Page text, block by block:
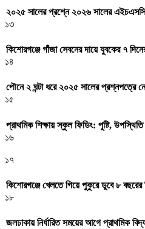
২০২৫ সালের প্রশ্নে ২০২৬ সালের
১৩
কিশোরগঞ্জে গাঁজা সেবনের দায়ে যুবকের ৭
১৪
পৌনে ২ ঘন্টা ধরে ২০২৫ সালের প্রশ্নপত্রে
১৫
প্রাথমিক শিক্ষায় স্কুল ফিডিং: পুষ্টি,
১৬
১৭
কিশোরগঞ্জে খেলতে গিয়ে পুকুরে ডুবে ৮
১৮
জলঢাকায় নির্ধারিত সময়ের আগে প্রাথমিক